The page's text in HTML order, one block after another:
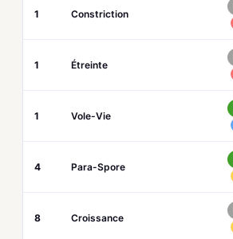
1 Constriction
1 Étreinte
1 Vole-Vie
4 Para-Spore
8 Croissance